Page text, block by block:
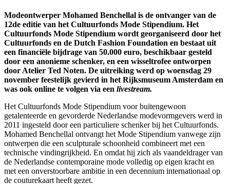
Modeontwerper Mohamed Benchellal is de ontvanger van de
12de editie van het Cultuurfonds Mode Stipendium. Het
Cultuurfonds Mode Stipendium wordt georganiseerd door het
Cultuurfonds en de Dutch Fashion Foundation en bestaat uit
een financiële bijdrage van 50.000 euro, beschikbaar gesteld
door een anonieme schenker, en een wisseltrofee ontworpen
door Atelier Ted Noten. De uitreiking werd op woensdag 29
november feestelijk gevierd in het Rijksmuseum Amsterdam en
was ook online te volgen via een livestream.
Het Cultuurfonds Mode Stipendium voor buitengewoon
getalenteerde en gevorderde Nederlandse modevormgevers werd in
2011 ingesteld door een particuliere schenker bij het Cultuurfonds.
Mohamed Benchellal ontvangt het Mode Stipendium vanwege zijn
ontwerpen die een sculpturale schoonheid combineert met een
technische vindingrijkheid. En omdat hij zich als vaandeldrager van
de Nederlandse contemporaine mode volledig op eigen kracht en
met een onverstoorbare ambitie in een decennium internationaal op
de couturekaart heeft gezet.